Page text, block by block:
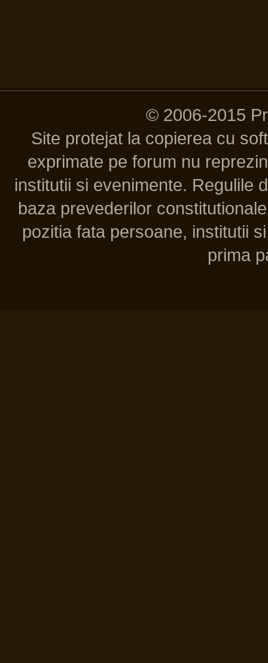
© 2006-2015
Site protejat la copierea cu
exprimate pe forum nu
institutii si evenimente. Regulile
baza prevederilor
pozitia fata persoane, institutii
prima